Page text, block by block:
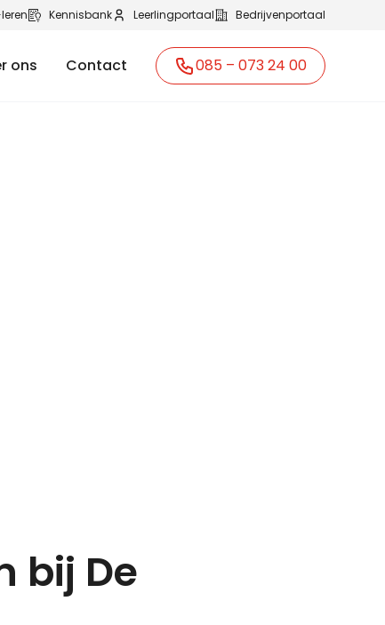
Kennisbank Leerlingportaal Bedrijvenportaal
ons Contact 085 – 073 24 00
bij De